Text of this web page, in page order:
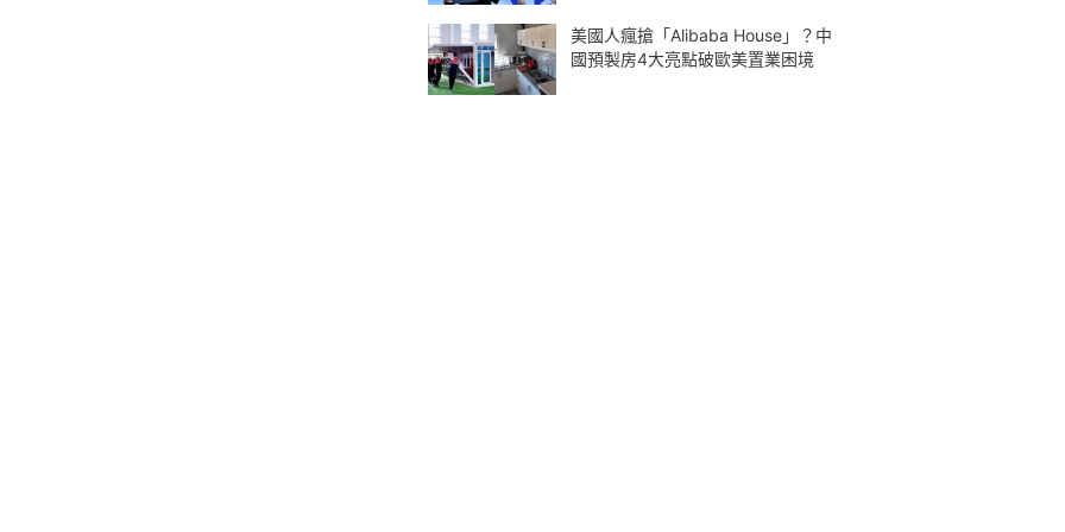
美國人瘋搶「Alibaba House」？中
國預製房4大亮點破歐美置業困境